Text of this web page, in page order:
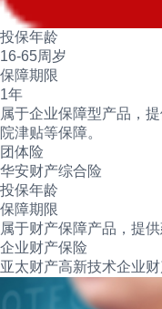
投保年龄
16-65周岁
保障期限
1年
属于企业保障型产品，
院津贴等保障。
团体险
华安财产综合险
投保年龄
保障期限
属于财产保障产品，提
企业财产保险
亚太财产高新技术企业